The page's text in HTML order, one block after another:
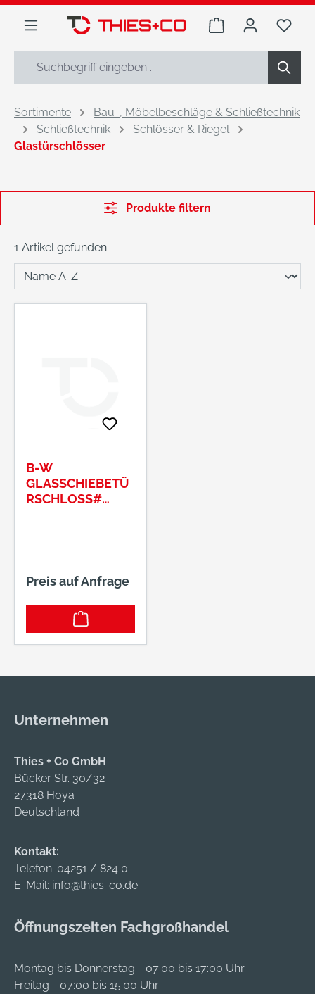
springen
Warenkorb Du
Sortimente
Bau-, Möbelbeschläge & Schließtechnik
Schließtechnik
Schlösser & Riegel
Glastürschlösser
Produkte filtern
1 Artikel gefunden
B-W
GLASSCHIEBETÜ
RSCHLOSS#
Preis auf Anfrage
Unternehmen
Thies + Co GmbH
Bücker Str. 30/32
27318 Hoya
Deutschland
Kontakt:
Telefon: 04251 / 824 0
E-Mail: info@thies-co.de
Öffnungszeiten Fachgroßhandel
Montag bis Donnerstag - 07:00 bis 17:00 Uhr
Freitag - 07:00 bis 15:00 Uhr